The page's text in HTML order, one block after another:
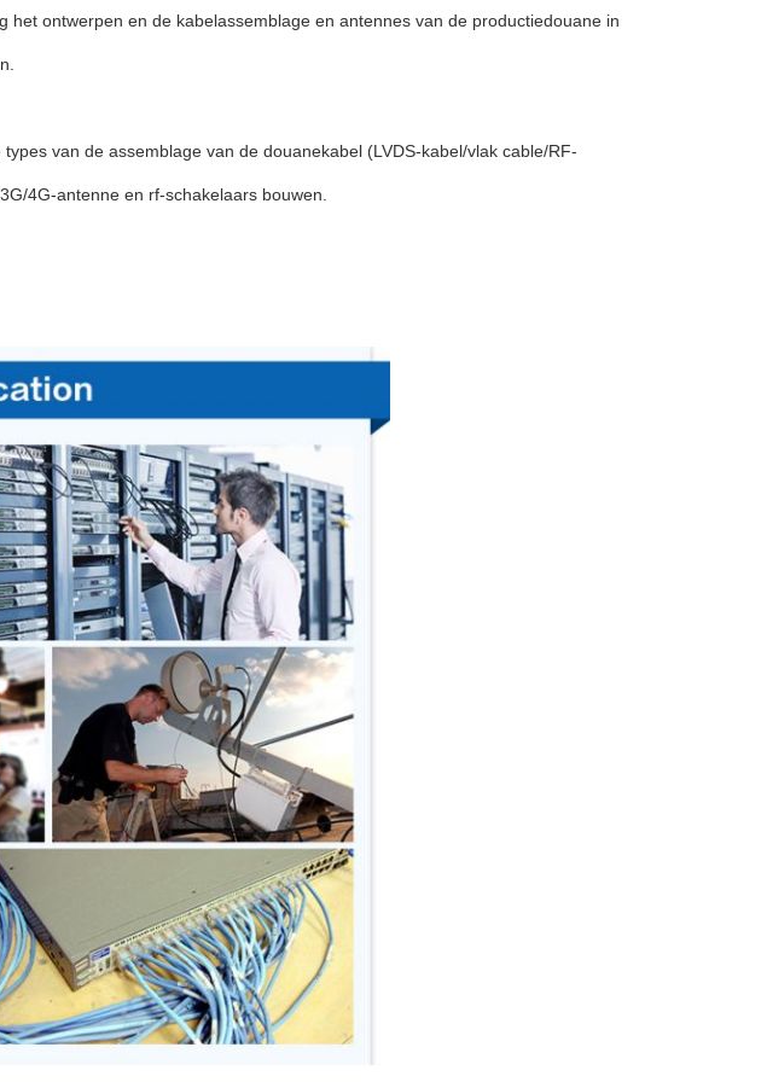
het ontwerpen en de kabelassemblage en antennes van de productiedouane in
van de assemblage van de douanekabel (LVDS-kabel/vlak cable/RF-
4G-antenne en rf-schakelaars bouwen.